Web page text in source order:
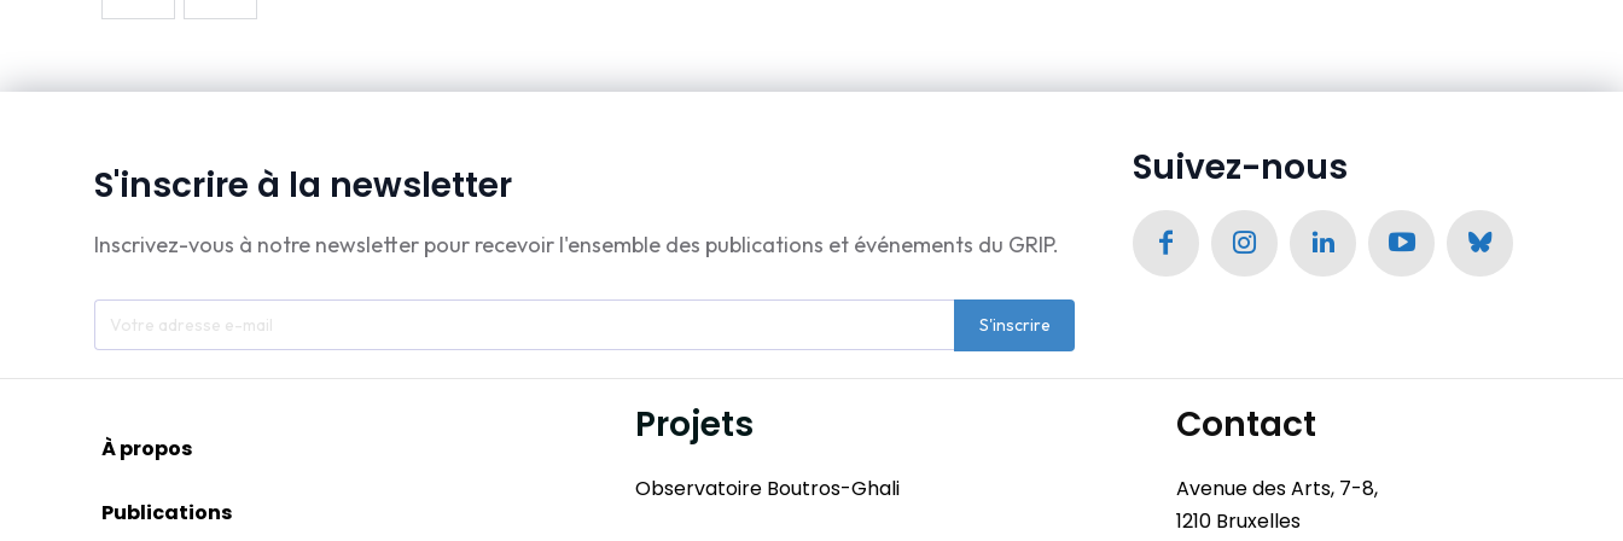
S'inscrire à la newsletter
Inscrivez-vous à notre newsletter pour recevoir l'ensemble des publications et événements du GRIP.
S'inscrire
Suivez-nous
À propos
Publications
Projets
Observatoire Boutros-Ghali
Contact
Avenue des Arts, 7-8,
1210 Bruxelles